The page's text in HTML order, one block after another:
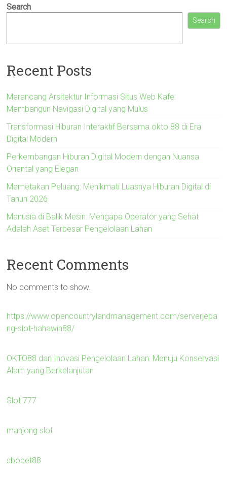
Search
Search
Recent Posts
Merancang Arsitektur Informasi Situs Web Kafe:
Membangun Navigasi Digital yang Mulus
Transformasi Hiburan Interaktif Bersama okto 88 di Era
Digital Modern
Perkembangan Hiburan Digital Modern dengan Nuansa
Oriental yang Elegan
Memetakan Peluang: Menikmati Luasnya Hiburan Digital di
Tahun 2026
Manusia di Balik Mesin: Mengapa Operator yang Sehat
Adalah Aset Terbesar Pengelolaan Lahan
Recent Comments
No comments to show.
https://www.opencountrylandmanagement.com/serverjepa
ng-slot-hahawin88/
OKTO88 dan Inovasi Pengelolaan Lahan: Menuju Konservasi
Alam yang Berkelanjutan
Slot 777
mahjong slot
sbobet88